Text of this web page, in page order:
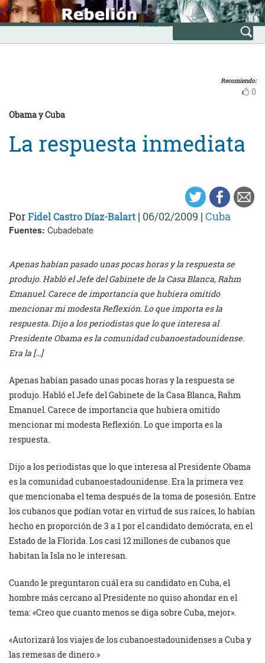
Skip
to
content
INICIO
Avanzada
Recomiendo:
0
Obama y Cuba
La respuesta inmediata
PorFidel Castro Díaz-Balart | 06/02/2009 | Cuba
Fuentes: Cubadebate
Apenas habían pasado unas pocas horas y la respuesta se
produjo. Habló el Jefe del Gabinete de la Casa Blanca, Rahm
Emanuel. Carece de importancia que hubiera omitido
mencionar mi modesta Reflexión. Lo que importa es la
respuesta. Dijo a los periodistas que lo que interesa al
Presidente Obama es la comunidad cubanoestadounidense.
Era la […]
Apenas habían pasado unas pocas horas y la respuesta se
produjo. Habló el Jefe del Gabinete de la Casa Blanca, Rahm
Emanuel. Carece de importancia que hubiera omitido
mencionar mi modesta Reflexión. Lo que importa es la
respuesta.
Dijo a los periodistas que lo que interesa al Presidente Obama
es la comunidad cubanoestadounidense. Era la primera vez
que mencionaba el tema después de la toma de posesión. Entre
los cubanos que podían votar en virtud de sus raíces, lo habían
hecho en proporción de 3 a 1 por el candidato demócrata, en el
Estado de la Florida. Los casi 12 millones de cubanos que
habitan la Isla no le interesan.
Cuando le preguntaron cuál era su candidato en Cuba, el
hombre más cercano al Presidente no quiso ahondar en el
tema: «Creo que cuanto menos se diga sobre Cuba, mejor».
«Autorizará los viajes de los cubanoestadounidenses a Cuba y
las remesas de dinero.»